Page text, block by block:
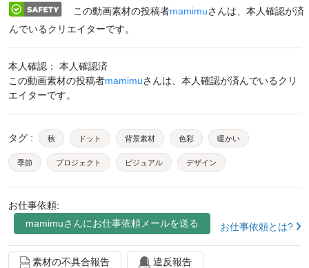
この動画素材の投稿者mamimuさんは、本人確認が済
んでいるクリエイターです。
本人確認： 本人確認済
この動画素材の投稿者mamimuさんは、本人確認が済んでいるクリ
エイターです。
タグ : 秋 ドット 背景素材 色彩 暖かい
季節 プロジェクト ビジュアル デザイン
アート クリエイティブ インスピレーション 装飾
アニメーション
ブラウン イエロー
お仕事依頼:
mamimuさんにお仕事依頼メールを送る お仕事依頼とは?
素材の不具合報告 違反報告